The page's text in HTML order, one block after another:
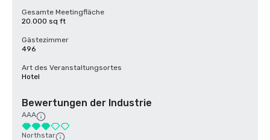
Gesamte Meetingfläche
20.000 sq ft
Gästezimmer
496
Art des Veranstaltungsortes
Hotel
Bewertungen der Industrie
AAA
Northstar